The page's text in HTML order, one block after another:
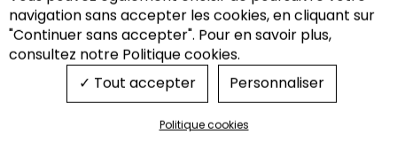
RechercheObservatoire des mobilités
Observatoire de la voie
métropolitaine M35
Note de conjoncture n°4 –
Septembre 2023
Note de conjoncture n°3 –
Mars 2023
navigation sans accepter les cookies, en cliquant sur
"Continuer sans accepter". Pour en savoir plus,
consultez notre Politique cookies.
Tout accepter
Personnaliser
Politique cookies